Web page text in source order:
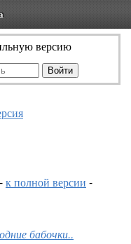
версию
-к полной версии -
бабочки..